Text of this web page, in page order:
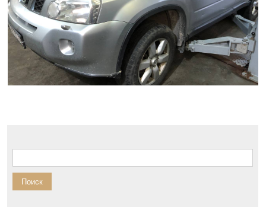
Найти: